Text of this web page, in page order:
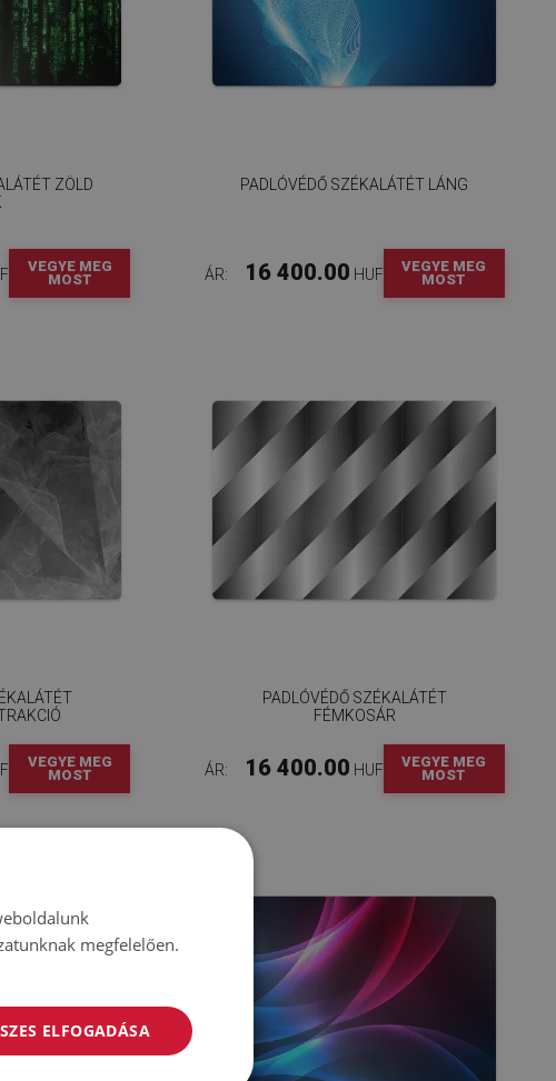
ZÖLD
VEGYE MEG
MOST
PADLÓVÉDŐ SZÉKALÁTÉT LÁNG
ÁR: 16 400.00 HUF
VEGYE MEG
MOST
VEGYE MEG
MOST
PADLÓVÉDŐ SZÉKALÁTÉT
FÉMKOSÁR
ÁR: 16 400.00 HUF
VEGYE MEG
MOST
megfelelően.
ELFOGADÁSA